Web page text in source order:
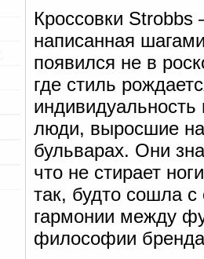
Кроссовки Strobbs
написанная
появился не в
где стиль
люди, выросшие на
бульварах. Они
что не стирает
так, будто сошла
гармонии между
философии